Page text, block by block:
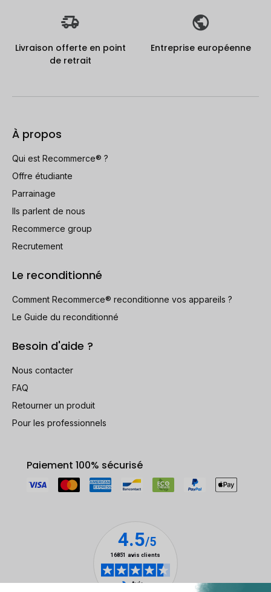
Livraison offerte en point
de retrait
Entreprise européenne
À propos
Qui est Recommerce® ?
Offre étudiante
Parrainage
Ils parlent de nous
Recommerce group
Recrutement
Le reconditionné
Comment Recommerce® reconditionne vos appareils ?
Le Guide du reconditionné
Besoin d'aide ?
Nous contacter
FAQ
Retourner un produit
Pour les professionnels
Paiement 100% sécurisé